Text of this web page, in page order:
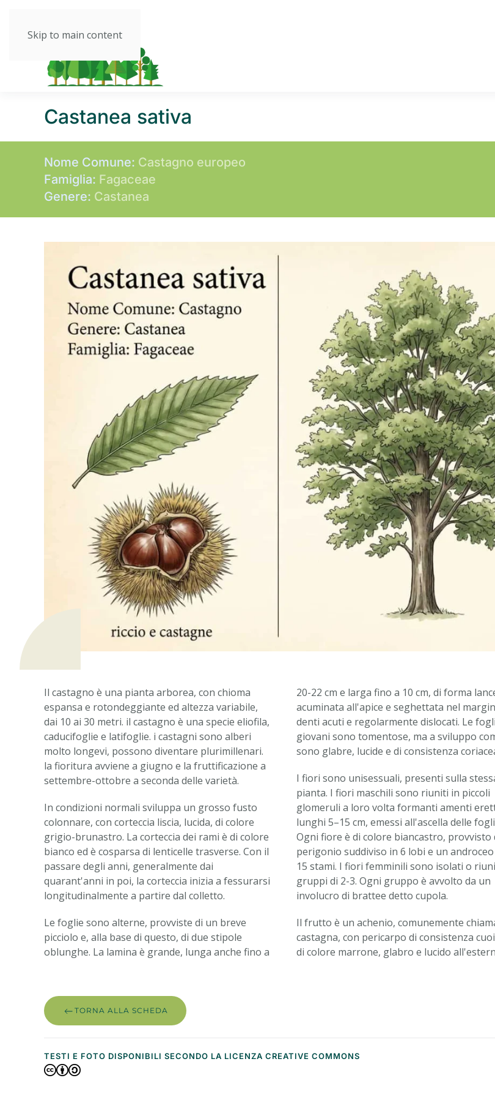
Skip to main content
Castanea sativa
Nome Comune: Castagno europeo
Famiglia: Fagaceae
Genere: Castanea
Il castagno è una pianta arborea, con chioma
espansa e rotondeggiante ed altezza variabile,
dai 10 ai 30 metri. il castagno è una specie eliofila,
caducifoglie e latifoglie. i castagni sono alberi
molto longevi, possono diventare plurimillenari.
la fioritura avviene a giugno e la fruttificazione a
settembre-ottobre a seconda delle varietà.
In condizioni normali sviluppa un grosso fusto
colonnare, con corteccia liscia, lucida, di colore
grigio-brunastro. La corteccia dei rami è di colore
bianco ed è cosparsa di lenticelle trasverse. Con il
passare degli anni, generalmente dai
quarant'anni in poi, la corteccia inizia a fessurarsi
longitudinalmente a partire dal colletto.
Le foglie sono alterne, provviste di un breve
picciolo e, alla base di questo, di due stipole
oblunghe. La lamina è grande, lunga anche fino a
20-22 cm e larga fino a 10 cm, di forma
acuminata all'apice e seghettata nel
denti acuti e regolarmente dislocati. Le
giovani sono tomentose, ma a sviluppo
sono glabre, lucide e di consistenza
I fiori sono unisessuali, presenti sulla
pianta. I fiori maschili sono riuniti in piccoli
glomeruli a loro volta formanti amenti
lunghi 5–15 cm, emessi all'ascella delle
Ogni fiore è di colore biancastro, provvisto
perigonio suddiviso in 6 lobi e un androceo
15 stami. I fiori femminili sono isolati o
gruppi di 2-3. Ogni gruppo è avvolto da un
involucro di brattee detto cupola.
Il frutto è un achenio, comunemente
castagna, con pericarpo di consistenza
di colore marrone, glabro e lucido
TORNA ALLA SCHEDA
TESTI E FOTO DISPONIBILI SECONDO LA LICENZA CREATIVE COMMONS